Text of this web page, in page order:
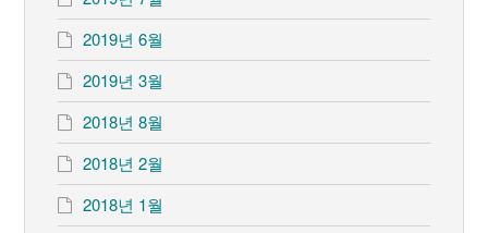
2019년 6월
2019년 3월
2018년 8월
2018년 2월
2018년 1월